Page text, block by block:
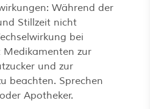
Während der
Stillzeit nicht
bei
zur
und zur
beachten. Sprechen
Apotheker.